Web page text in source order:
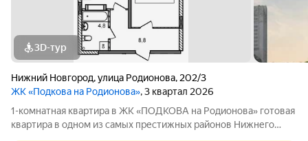
3D-тур
Нижний Новгород,улица Родионова, 202/3
ЖК «Подкова на Родионова», 3 квартал 2026
1-комнатная квартира в ЖК «ПОДКОВА на Родионова» готовая
квартира в одном из самых престижных районов Нижнего